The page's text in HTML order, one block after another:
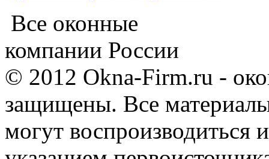
Все оконные
компании России
© 2012 Okna-Firm.ru -
защищены. Все
могут воспроизводиться